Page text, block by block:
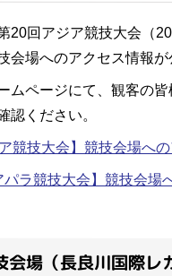
20回アジア競技大会（
会場へのアクセス情報が
ムページにて、観客の
認ください。
競技大会】競技会場へ
パラ競技大会】競技会場
会場（長良川国際